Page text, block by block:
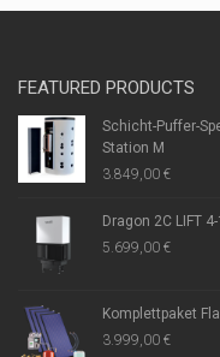
FEATURED PRODUCTS
Schicht-Puffer-
Station M
3.849,00 €
Dragon 2C LIFT
5.699,00 €
Komplettpaket
3.999,00 €